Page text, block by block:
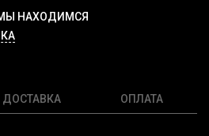
НАХОДИМСЯ
ДОСТАВКА ОПЛАТА